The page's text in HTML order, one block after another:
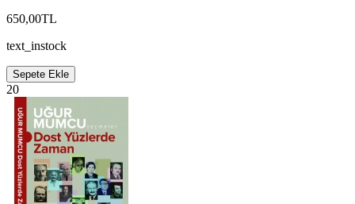
650,00TL
text_instock
Sepete Ekle
20